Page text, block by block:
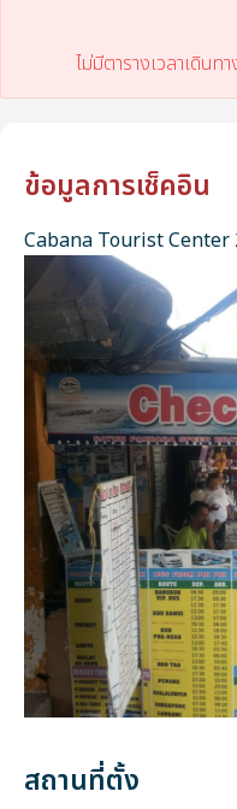
ไม่มีตารางเวลาเดิน
ข้อมูลการเช็คอิน
Cabana Tourist Center
สถานที่ตั้ง